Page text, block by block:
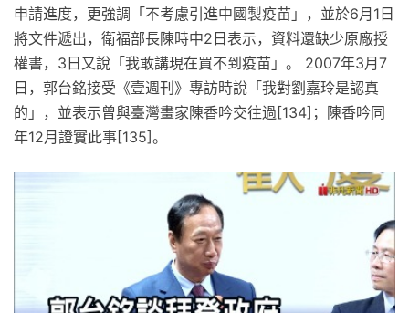
申請進度，更強調「不考慮引進中國製疫苗」，並於6月1日
將文件遞出，衛福部長陳時中2日表示，資料還缺少原廠授
權書，3日又說「我敢講現在買不到疫苗」。 2007年3月7
日，郭台銘接受《壹週刊》專訪時說「我對劉嘉玲是認真
的」，並表示曾與臺灣畫家陳香吟交往過[134]；陳香吟同
年12月證實此事[135]。